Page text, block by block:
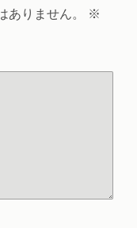
りません。
※